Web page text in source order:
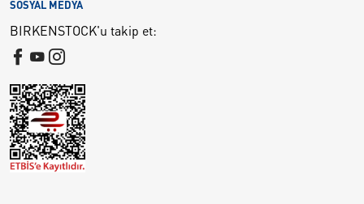
SOSYAL MEDYA
BIRKENSTOCK'u takip et: